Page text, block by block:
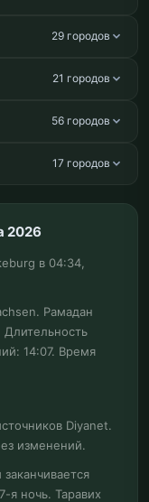
29 городов
21 городов
56 городов
17 городов
2026
в 04:34,
Рамадан
Длительность
14:07. Время
Diyanet.
изменений.
ночь. Таравих